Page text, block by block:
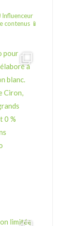
contenus 📱